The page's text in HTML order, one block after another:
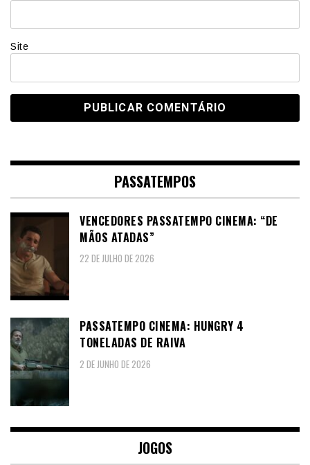
Site
PASSATEMPOS
VENCEDORES PASSATEMPO CINEMA: “DE
MÃOS ATADAS”
22 DE JULHO DE 2026
PASSATEMPO CINEMA: HUNGRY 4
TONELADAS DE RAIVA
2 DE JUNHO DE 2026
JOGOS